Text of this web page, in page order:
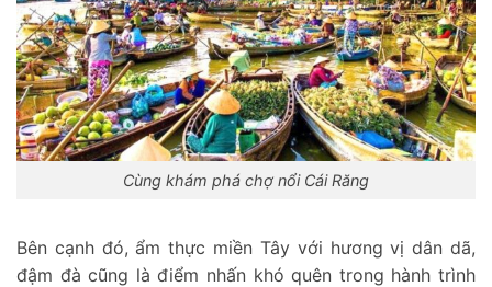
Cùng khám phá chợ nổi Cái Răng
Bên cạnh đó, ẩm thực miền Tây với hương vị dân dã,
đậm đà cũng là điểm nhấn khó quên trong hành trình